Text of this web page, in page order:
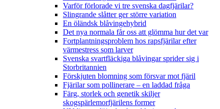
Varför förlorade vi tre svenska dagfjärilar?
Slingrande slåtter ger större variation
En öländsk blåvingehybrid
Det nya normala får oss att glömma hur det var
Fortplantningsproblem hos rapsfjärilar efter
värmestress som larver
Svenska svartfläckiga blåvingar sprider sig i
Storbritannien
Förskjuten blomning som försvar mot fjäril
Fjärilar som pollinerare – en laddad fråga
Färg, storlek och genetik skiljer
skogspärlemorfjärilens former